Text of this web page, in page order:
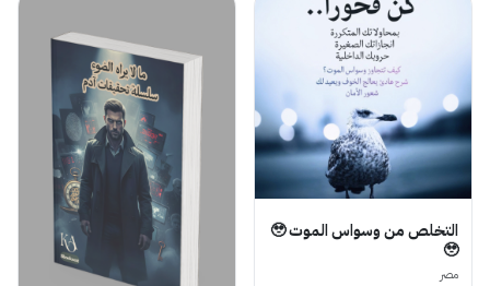
التخلص من وسواس الموت 🥹
🥹
مصر